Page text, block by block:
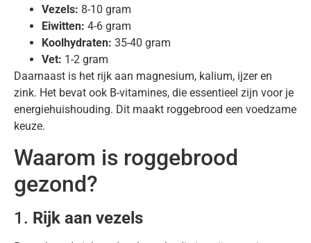
Vezels: 8-10 gram
Eiwitten: 4-6 gram
Koolhydraten: 35-40 gram
Vet: 1-2 gram
Daarnaast is het rijk aan magnesium, kalium, ijzer en
zink. Het bevat ook B-vitamines, die essentieel zijn voor je
energiehuishouding. Dit maakt roggebrood een voedzame
keuze.
Waarom is roggebrood
gezond?
1. Rijk aan vezels